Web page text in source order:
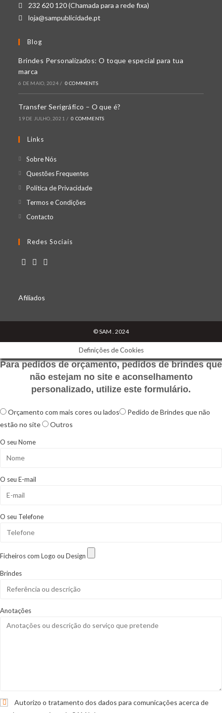
232 620 120 (Chamada para a rede fixa)
loja@sampublicidade.pt
Blog
Brindes Personalizados: O toque especial para tua
marca
6 DE MAIO, 2024 / 0 COMMENTS
Transfer Serigráfico – O que é?
19 DE JULHO, 2021 / 0 COMMENTS
Links
Sobre NósOpens
in
Questões FrequentesOpens
in
Política de PrivacidadeOpens
Termos e CondiçõesOpens
Contacto
a
Redes Sociais
a
a
a
Afiliados
© SAM . 2024
Definições de Cookies
Para pedidos de orçamento, pedidos de brindes que
não estejam no site e aconselhamento
personalizado, utilize este formulário.
Orçamento com mais cores ou lados
Pedido de Brindes que não
estão no site
Outros
O seu Nome
O seu E-mail
O seu Telefone
Ficheiros com Logo ou Design
Brindes
Anotações
Autorizo o tratamento dos dados para comunicações acerca de